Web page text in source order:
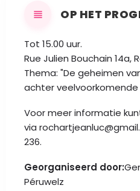
OP HET
Tot 15.00 uur.
Rue Julien Bouchain 14a,
Thema: "De geheimen
achter
Voor meer informatie
via
236.
Georganiseerd door:
Péruwelz